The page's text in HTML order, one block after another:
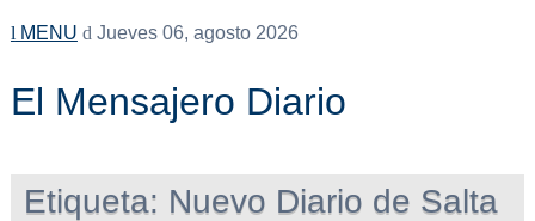
MENU Jueves 06, agosto 2026
El Mensajero Diario
Etiqueta: Nuevo Diario de Salta